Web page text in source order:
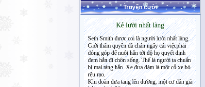
Truyện cười